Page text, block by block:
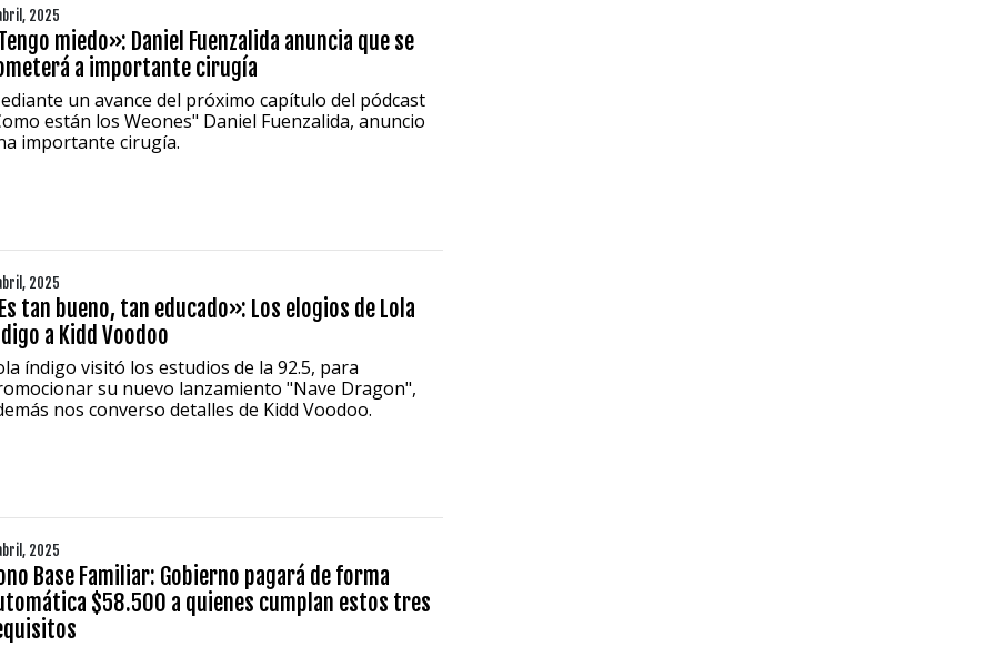
2025
miedo»: Daniel Fuenzalida anuncia que se
a importante cirugía
un avance del próximo capítulo del pódcast
están los Weones" Daniel Fuenzalida, anuncio
importante cirugía.
2025
tan bueno, tan educado»: Los elogios de Lola
a Kidd Voodoo
índigo visitó los estudios de la 92.5, para
su nuevo lanzamiento "Nave Dragon",
nos converso detalles de Kidd Voodoo.
2025
Base Familiar: Gobierno pagará de forma
$58.500 a quienes cumplan estos tres